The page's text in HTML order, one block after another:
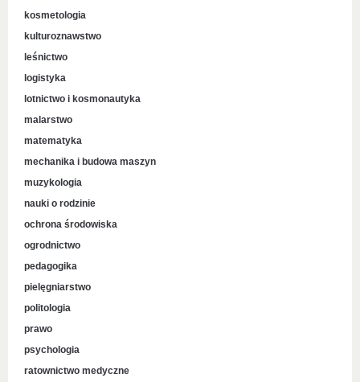
kosmetologia
kulturoznawstwo
leśnictwo
logistyka
lotnictwo i kosmonautyka
malarstwo
matematyka
mechanika i budowa maszyn
muzykologia
nauki o rodzinie
ochrona środowiska
ogrodnictwo
pedagogika
pielęgniarstwo
politologia
prawo
psychologia
ratownictwo medyczne